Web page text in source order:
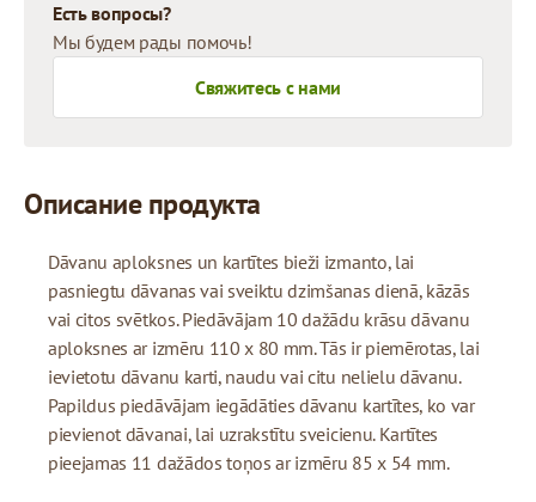
Есть вопросы?
Мы будем рады помочь!
Свяжитесь с нами
Описание продукта
Dāvanu aploksnes un kartītes bieži izmanto, lai
pasniegtu dāvanas vai sveiktu dzimšanas dienā, kāzās
vai citos svētkos. Piedāvājam 10 dažādu krāsu dāvanu
aploksnes ar izmēru 110 x 80 mm. Tās ir piemērotas, lai
ievietotu dāvanu karti, naudu vai citu nelielu dāvanu.
Papildus piedāvājam iegādāties dāvanu kartītes, ko var
pievienot dāvanai, lai uzrakstītu sveicienu. Kartītes
pieejamas 11 dažādos toņos ar izmēru 85 x 54 mm.